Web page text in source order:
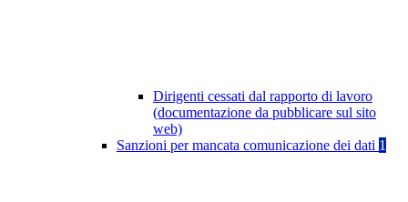
Dirigenti cessati dal rapporto di lavoro
(documentazione da pubblicare sul sito
web)
Sanzioni per mancata comunicazione dei dati 1